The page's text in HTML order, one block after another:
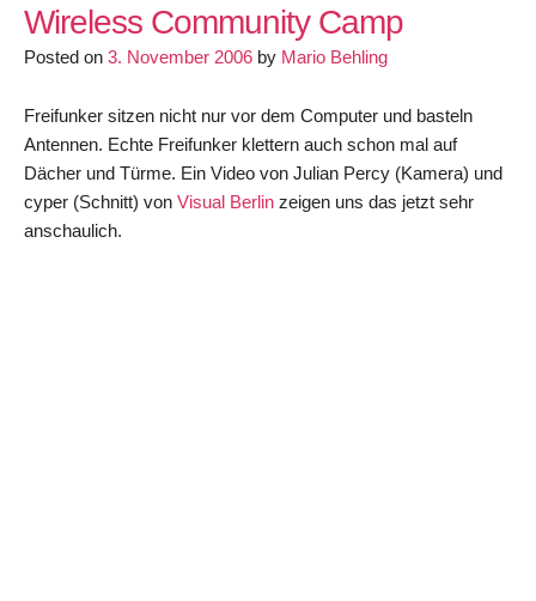
einer
Dosenantenne
Wireless Community Camp
Posted on 3. November 2006 by Mario Behling
Freifunker sitzen nicht nur vor dem Computer und basteln
Antennen. Echte Freifunker klettern auch schon mal auf
Dächer und Türme. Ein Video von Julian Percy (Kamera) und
cyper (Schnitt) von Visual Berlin zeigen uns das jetzt sehr
anschaulich.